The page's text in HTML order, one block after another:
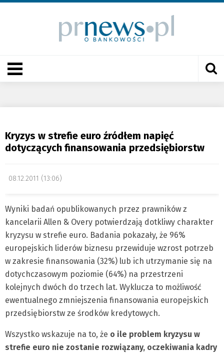
Kryzys w strefie euro źródłem napięć
dotyczących finansowania przedsiębiorstw
08.12.2011 (13:06)
Wyniki badań opublikowanych przez prawników z
kancelarii Allen & Overy potwierdzają dotkliwy charakter
kryzysu w strefie euro. Badania pokazały, że 96%
europejskich liderów biznesu przewiduje wzrost potrzeb
w zakresie finansowania (32%) lub ich utrzymanie się na
dotychczasowym poziomie (64%) na przestrzeni
kolejnych dwóch do trzech lat. Wyklucza to możliwość
ewentualnego zmniejszenia finansowania europejskich
przedsiębiorstw ze środków kredytowych.
Wszystko wskazuje na to, że o ile problem kryzysu w
strefie euro nie zostanie rozwiązany, oczekiwania kadry